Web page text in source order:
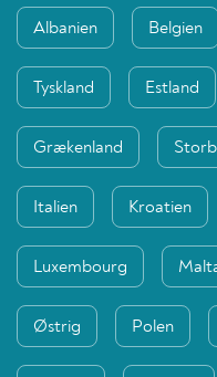
Albanien Belgien
Tyskland Estland
Grækenland
Italien Kroatien
Luxembourg
Østrig Polen